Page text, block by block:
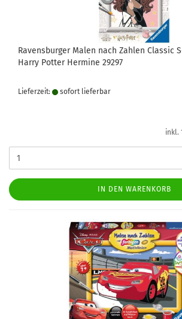
Ravensburger Malen nach Zahlen Classic
Harry Potter Hermine 29297
Lieferzeit: sofort lie­fer­bar
inkl.
IN DEN WARENKORB